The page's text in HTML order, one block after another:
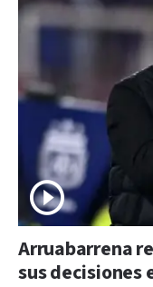
Arruabarrena
sus decisiones